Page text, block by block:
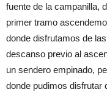
fuente de la campanilla,
primer tramo
donde disfrutamos de
descanso previo al
un sendero empinado,
donde pudimos disfrutar